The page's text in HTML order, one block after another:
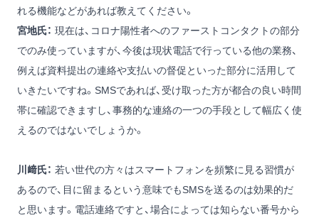
れる機能などがあれば教えてください。
宮地氏： 現在は、コロナ陽性者へのファーストコンタクトの部分
でのみ使っていますが、今後は現状電話で行っている他の業務、
例えば資料提出の連絡や支払いの督促といった部分に活用して
いきたいですね。SMSであれば、受け取った方が都合の良い時間
帯に確認できますし、事務的な連絡の一つの手段として幅広く使
えるのではないでしょうか。
川﨑氏： 若い世代の方々はスマートフォンを頻繁に見る習慣が
あるので、目に留まるという意味でもSMSを送るのは効果的だ
と思います。電話連絡ですと、場合によっては知らない番号から